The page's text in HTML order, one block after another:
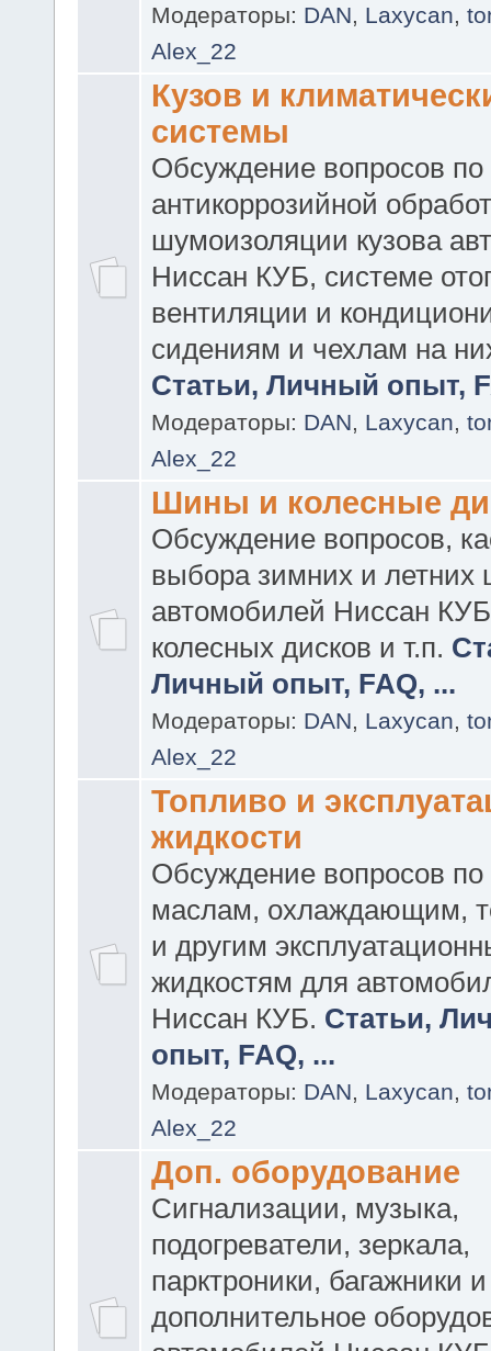
Модераторы: DAN, Laxycan,
Alex_22
Кузов и
системы
Обсуждение вопросов по
антикоррозийной
шумоизоляции кузова
Ниссан КУБ, системе
вентиляции и
сидениям и чехлам на
Статьи, Личный опыт,
Модераторы: DAN, Laxycan,
Alex_22
Шины и колесные
Обсуждение вопросов,
выбора зимних и летних
автомобилей Ниссан
колесных дисков и т.п.
Личный опыт, FAQ, ...
Модераторы: DAN, Laxycan,
Alex_22
Топливо и
жидкости
Обсуждение вопросов
маслам, охлаждающим,
и другим
жидкостям для
Ниссан КУБ. Статьи,
опыт, FAQ, ...
Модераторы: DAN, Laxycan,
Alex_22
Доп. оборудование
Сигнализации, музыка,
подогреватели, зеркала,
парктроники, багажники
дополнительное